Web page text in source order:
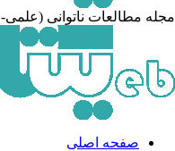
مطالعات ناتوانی (علمی-
صفحه اصلی